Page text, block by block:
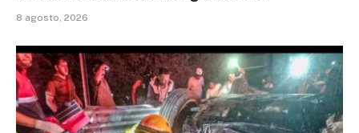
8 agosto, 2026